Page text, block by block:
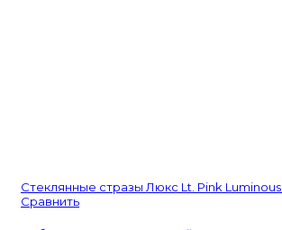
Стеклянные стразы Люкс Lt. Pink Luminous
Сравнить